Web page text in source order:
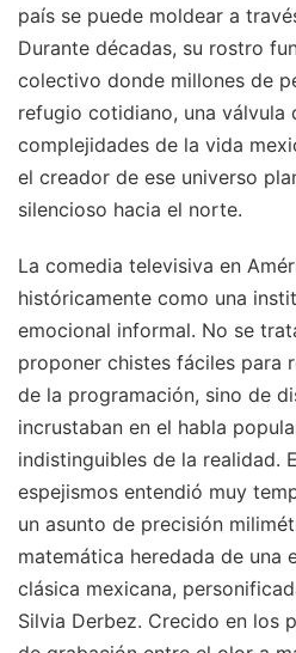
país se puede moldear a
Durante décadas, su rostro
colectivo donde millones de
refugio cotidiano, una válvula
complejidades de la vida
el creador de ese universo
silencioso hacia el norte.
La comedia televisiva en
históricamente como una
emocional informal. No se
proponer chistes fáciles para
de la programación, sino de
incrustaban en el habla
indistinguibles de la realidad.
espejismos entendió muy
un asunto de precisión
matemática heredada de una
clásica mexicana,
Silvia Derbez. Crecido en los